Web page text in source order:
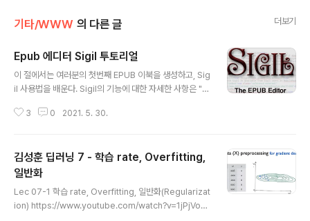
기타/WWW 의 다른 글 더보기
Epub 에디터 Sigil 투토리얼
이 절에서는 여러분의 첫번째 EPUB 이북을 생성하고, Sig
il 사용법을 배운다. Sigil의 기능에 대한 자세한 사항은 "기
에 대해 간략하게 알아보기위해, 여러분이 해야할 작업을
hor), 제목(Title)을 비롯한 자세한 사항을 입력한다. 표지
그림을 추가한다. 목차(Table of Contents)를 생성한다.
생성한 이북이 EPUB 표준에 적합한지 검증한다. Sigil에
서 형태 등 모든 것을 테스트한다. 실제 이북 리더에서 테스
트한다. - 어떤 리더에서는 작동되지만, 다른 리더에서는
3 0 2021. 5. 30.
김성훈 딥러닝 7 - 학습 rate, Overfitting,
일반화
Lec 07-1 학습 rate, Overfitting, 일반화(Regularizat
ion) https://www.youtube.com/watch?v=1jPjVoD